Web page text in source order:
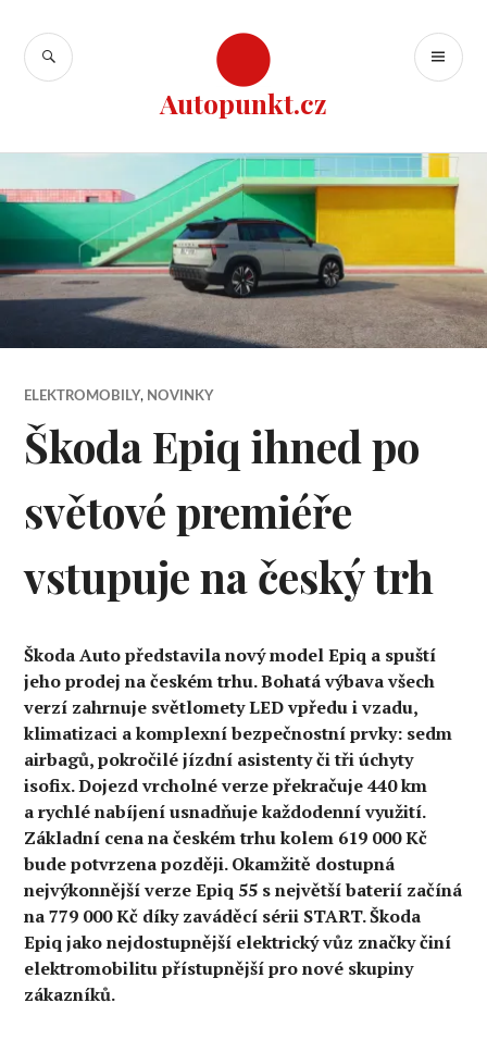
obsahu
Autopunkt.cz
HLEDAT
ELEKTROMOBILY, NOVINKY
Škoda Epiq ihned po
světové premiéře
vstupuje na český trh
Škoda Auto představila nový model Epiq a spuští
jeho prodej na českém trhu. Bohatá výbava všech
verzí zahrnuje světlomety LED vpředu i vzadu,
klimatizaci a komplexní bezpečnostní prvky: sedm
airbagů, pokročilé jízdní asistenty či tři úchyty
isofix. Dojezd vrcholné verze překračuje 440 km
a rychlé nabíjení usnadňuje každodenní využití.
Základní cena na českém trhu kolem 619 000 Kč
bude potvrzena později. Okamžitě dostupná
nejvýkonnější verze Epiq 55 s největší baterií začíná
na 779 000 Kč díky zaváděcí sérii START. Škoda
Epiq jako nejdostupnější elektrický vůz značky činí
elektromobilitu přístupnější pro nové skupiny
zákazníků.